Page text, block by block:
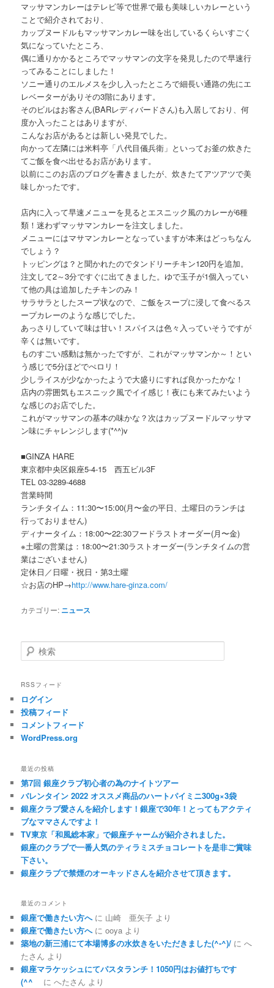
マッサマンカレーはテレビ等で世界で最も美味しいカレーという
ことで紹介されており、
カップヌードルもマッサマンカレー味を出しているくらいすごく
気になっていたところ、
偶に通りかかるところでマッサマンの文字を発見したので早速行
ってみることにしました！
ソニー通りのエルメスを少し入ったところで細長い通路の先にエ
レベーターがありその3階にあります。
そのビルはお客さん(BARレディバードさん)も入居しており、何
度か入ったことはありますが、
こんなお店があるとは新しい発見でした。
向かって左隣には米料亭「八代目儀兵衛」といってお釜の炊きた
てご飯を食べ出せるお店があります。
以前にこのお店のブログを書きましたが、炊きたてアツアツで美
味しかったです。
店内に入って早速メニューを見るとエスニック風のカレーが6種
類！迷わずマッサマンカレーを注文しました。
メニューにはマサマンカレーとなっていますが本来はどっちなん
でしょう？
トッピングは？と聞かれたのでタンドリーチキン120円を追加。
注文して2～3分ですぐに出てきました。ゆで玉子が1個入ってい
て他の具は追加したチキンのみ！
サラサラとしたスープ状なので、ご飯をスープに浸して食べるス
ープカレーのような感じでした。
あっさりしていて味は甘い！スパイスは色々入っていそうですが
辛くは無いです。
ものすごい感動は無かったですが、これがマッサマンか～！とい
う感じで5分ほどでぺロリ！
少しライスが少なかったようで大盛りにすれば良かったかな！
店内の雰囲気もエスニック風でイイ感じ！夜にも来てみたいよう
な感じのお店でした。
これがマッサマンの基本の味かな？次はカップヌードルマッサマ
ン味にチャレンジします(*^^)v
■GINZA HARE
東京都中央区銀座5-4-15 西五ビル3F
TEL 03-3289-4688
営業時間
ランチタイム：11:30〜15:00(月〜金の平日、土曜日のランチは
行っておりません)
ディナータイム：18:00〜22:30フードラストオーダー(月〜金)
※土曜の営業は：18:00〜21:30ラストオーダー(ランチタイムの営
業はございません)
定休日／日曜・祝日・第3土曜
☆お店のHP→http://www.hare-ginza.com/
カテゴリー: ニュース
検索
RSSフィード
ログイン
投稿フィード
コメントフィード
WordPress.org
最近の投稿
第7回 銀座クラブ初心者の為のナイトツアー
バレンタイン 2022 オススメ商品のハートパイミニ300g×3袋
銀座クラブ愛さんを紹介します！銀座で30年！とってもアクティ
ブなママさんですよ！
TV東京「和風総本家」で銀座チャームが紹介されました。
銀座のクラブで一番人気のティラミスチョコレートを是非ご賞味
下さい。
銀座クラブで禁煙のオーキッドさんを紹介させて頂きます。
最近のコメント
銀座で働きたい方へに 山崎 亜矢子 より
銀座で働きたい方へにooya より
築地の新三浦にて本場博多の水炊きをいただきました(^-^)/ にへ
たさん より
銀座マラケッシュにてパスタランチ！1050円はお値打ちです
(^^ゞ
にへたさん より